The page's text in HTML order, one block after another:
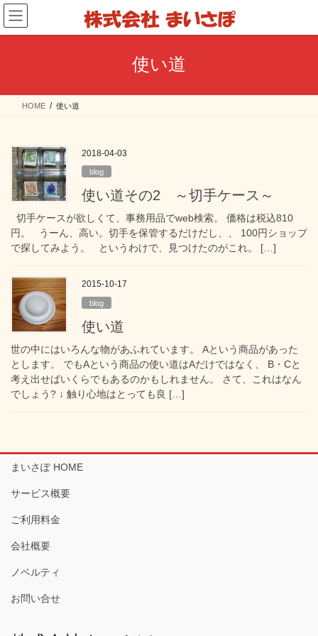
コ
ン
テ
ス
ナ
ビ
ゲ
ン
使い道
HOME 使い道
2018-04-03
blog
使い道その2 ～切手ケース～
切手ケースが欲しくて、事務用品でweb検索。 価格は税込810
円。 うーん、高い。切手を保管するだけだし、、 100円ショップ
で探してみよう。 というわけで、見つけたのがこれ。 […]
2015-10-17
blog
使い道
世の中にはいろんな物があふれています。 Aという商品があった
とします。 でもAという商品の使い道はAだけではなく、 B・Cと
考え出せばいくらでもあるのかもしれません。 さて、これはなん
でしょう? ↓ 触り心地はとっても良 […]
まいさぽ HOME
サービス概要
ご利用料金
会社概要
ノベルティ
お問い合せ